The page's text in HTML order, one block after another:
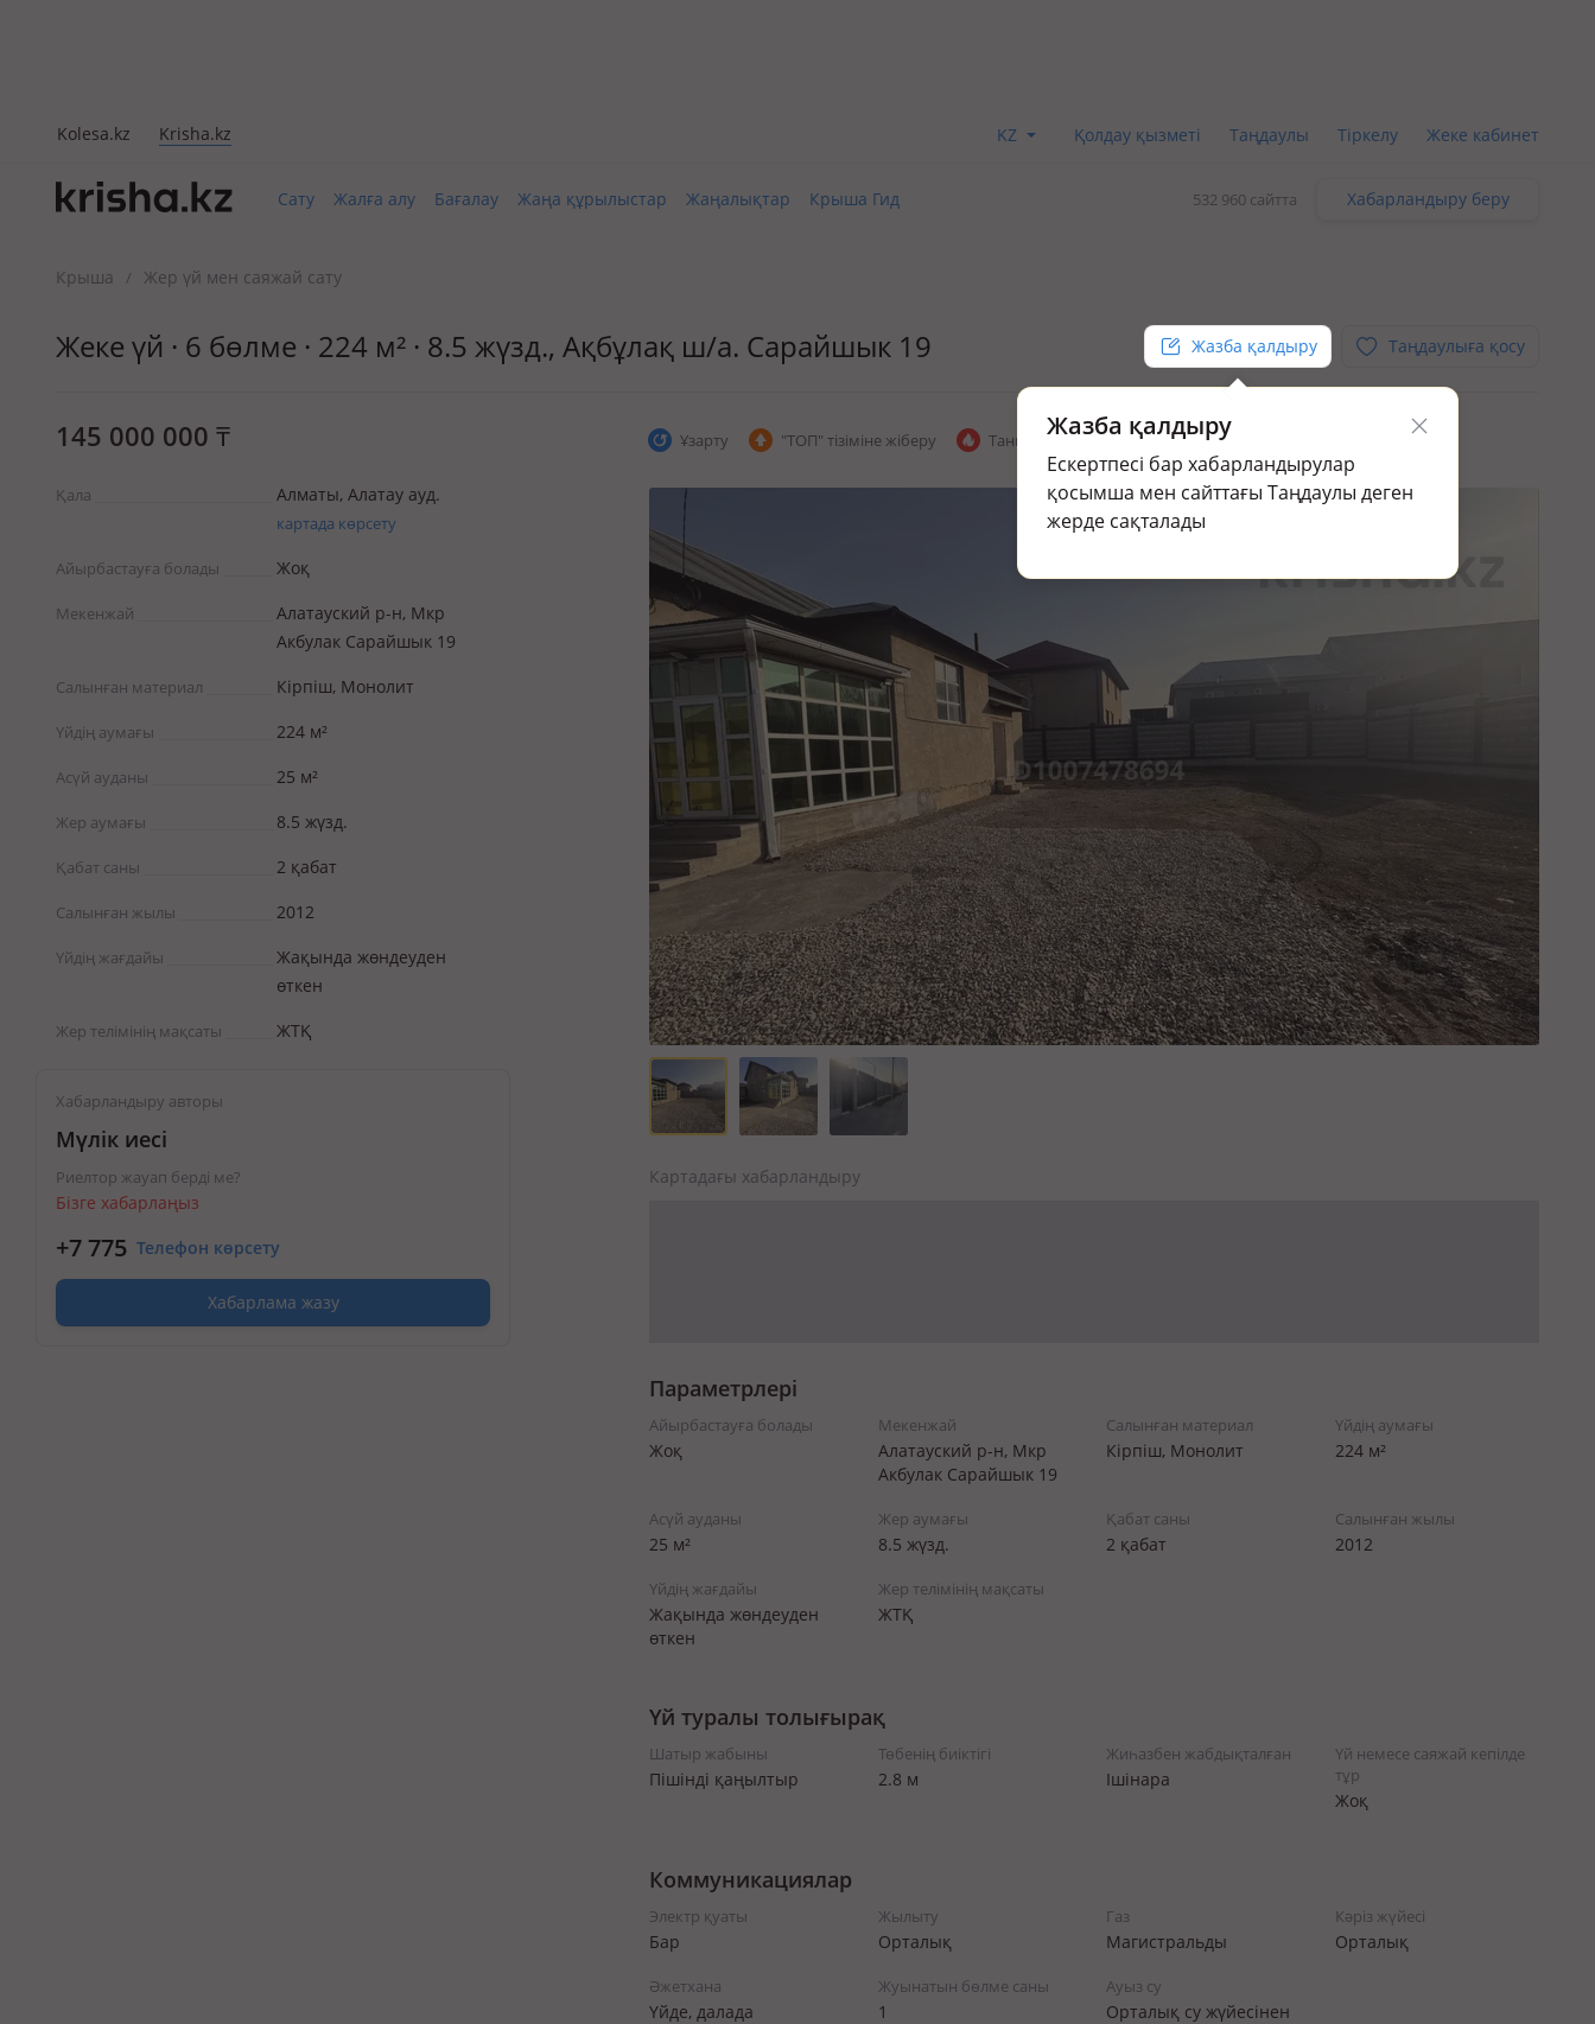
Kolesa.kz Krisha.kz KZ Қолдау қызметі Таңдаулы Тіркелу Жеке кабинет
Сату Жалға алу Бағалау Жаңа құрылыстар Жаңалықтар Крыша Гид 532 960 сайтта Хабарландыру беру
Крыша / Жер үй мен саяжай сату
Жеке үй · 6 бөлме · 224 м² · 8.5 жүзд., Ақбұлақ ш/а. Сарайшык 19 Жазба қалдыру
Жазба қалдыру
Ескертпесі бар хабарландырулар
қосымша мен сайттағы Таңдаулы деген
жерде сақталады
Таңдаулыға қосу
145 000 000 ₸
Қала Алматы, Алатау ауд.
картада көрсету
Айырбастауға болады Жоқ
Мекенжай
Алатауский р-н, Мкр
Акбулак Сарайшык 19
Салынған материал Кірпіш, Монолит
Үйдің аумағы 224 м²
Асүй ауданы 25 м²
Жер аумағы 8.5 жүзд.
Қабат саны 2 қабат
Салынған жылы 2012
Үйдің жағдайы
Жақында жөндеуден
өткен
Жер телімінің мақсаты ЖТҚ
Хабарландыру авторы
Мүлік иесі
Риелтор жауап берді ме?
Бізге хабарлаңыз
+7 775 Телефон көрсету
Хабарлама жазу
Ұзарту "ТОП" тізіміне жіберу Танымал ұсыныстарға Шұғыл, сауда
Картадағы хабарландыру
Параметрлері
Айырбастауға болады
Жоқ
Мекенжай
Алатауский р-н, Мкр
Акбулак Сарайшык 19
Салынған материал
Кірпіш, Монолит
Үйдің аумағы
224 м²
Асүй ауданы
25 м²
Жер аумағы
8.5 жүзд.
Қабат саны
2 қабат
Салынған жылы
2012
Үйдің жағдайы
Жақында жөндеуден
өткен
Жер телімінің мақсаты
ЖТҚ
Үй туралы толығырақ
Шатыр жабыны
Пішінді қаңылтыр
Төбенің биіктігі
2.8 м
Жиһазбен жабдықталған
Ішінара
Үй немесе саяжай кепілде
тұр
Жоқ
Коммуникациялар
Электр қуаты
Бар
Жылыту
Орталық
Газ
Магистральды
Кәріз жүйесі
Орталық
Әжетхана
Үйде, далада
Жуынатын бөлме саны
1
Ауыз су
Орталық су жүйесінен